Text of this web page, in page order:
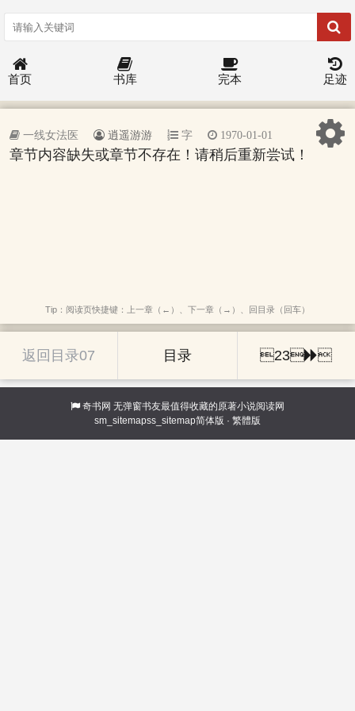
首页 书库 完本 足迹
一线女法医 逍遥游游 字 1970-01-01
章节内容缺失或章节不存在！请稍后重新尝试！
Tip：阅读页快捷键：上一章（←）、下一章（→）、回目录（回车）
返回目录07 目录 23 
奇书网 无弹窗书友最值得收藏的原著小说阅读网
sm_sitemapss_sitemap简体版 · 繁體版